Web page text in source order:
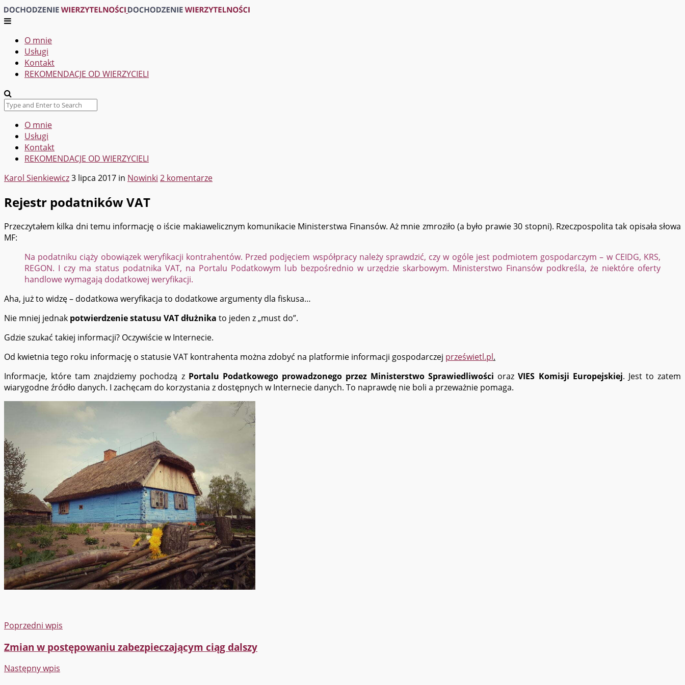
O mnie
Usługi
Kontakt
REKOMENDACJE OD WIERZYCIELI
O mnie
Usługi
Kontakt
REKOMENDACJE OD WIERZYCIELI
Karol Sienkiewicz3 lipca 2017 in Nowinki 2 komentarze
Rejestr podatników VAT
Przeczytałem kilka dni temu informację o iście makiawelicznym komunikacie Ministerstwa Finansów. Aż mnie zmroziło (a było prawie 30 stopni). Rzeczpospolita tak opisała słowa
MF:
Na podatniku ciąży obowiązek weryfikacji kontrahentów. Przed podjęciem współpracy należy sprawdzić, czy w ogóle jest podmiotem gospodarczym – w CEIDG, KRS,
REGON. I czy ma status podatnika VAT, na Portalu Podatkowym lub bezpośrednio w urzędzie skarbowym. Ministerstwo Finansów podkreśla, że niektóre oferty
handlowe wymagają dodatkowej weryfikacji.
Aha, już to widzę – dodatkowa weryfikacja to dodatkowe argumenty dla fiskusa…
Nie mniej jednak potwierdzenie statusu VAT dłużnika to jeden z „must do”.
Gdzie szukać takiej informacji? Oczywiście w Internecie.
Od kwietnia tego roku informację o statusie VAT kontrahenta można zdobyć na platformie informacji gospodarczej prześwietl.pl.
Informacje, które tam znajdziemy pochodzą z Portalu Podatkowego prowadzonego przez Ministerstwo Sprawiedliwości orazVIES Komisji Europejskiej. Jest to zatem
wiarygodne źródło danych. I zachęcam do korzystania z dostępnych w Internecie danych. To naprawdę nie boli a przeważnie pomaga.
Poprzedni wpis
Zmian w postępowaniu zabezpieczającym ciąg dalszy
Następny wpis